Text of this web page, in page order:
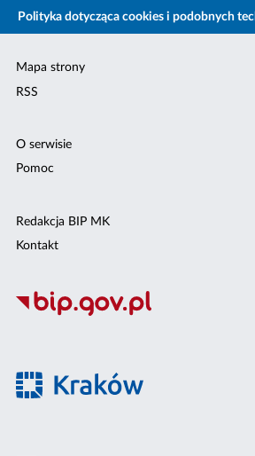
Polityka dotycząca cookies i podobnych
Mapa strony
RSS
O serwisie
Pomoc
Redakcja BIP MK
Kontakt